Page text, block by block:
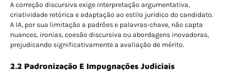
A correção discursiva exige interpretação argumentativa,
criatividade retórica e adaptação ao estilo jurídico do candidato.
A IA, por sua limitação a padrões e palavras-chave, não capta
nuances, ironias, coesão discursiva ou abordagens inovadoras,
prejudicando significativamente a avaliação de mérito.
2.2 Padronização E Impugnações Judiciais